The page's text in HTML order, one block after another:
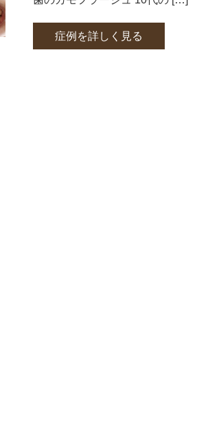
症例を詳しく見る